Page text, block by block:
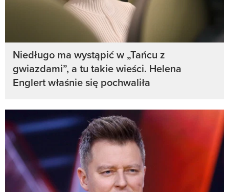
Niedługo ma wystąpić w „Tańcu z
gwiazdami”, a tu takie wieści. Helena
Englert właśnie się pochwaliła